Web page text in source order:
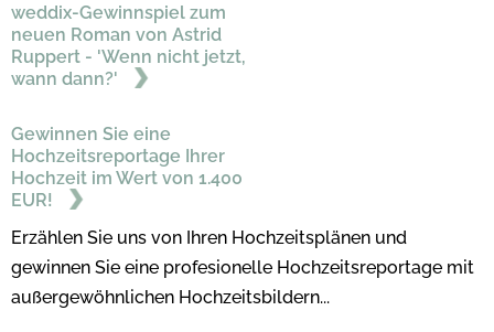
weddix-Gewinnspiel zum
neuen Roman von Astrid
Ruppert - 'Wenn nicht jetzt,
wann dann?'
Gewinnen Sie eine
Hochzeitsreportage Ihrer
Hochzeit im Wert von 1.400
EUR!
Erzählen Sie uns von Ihren Hochzeitsplänen und
gewinnen Sie eine profesionelle Hochzeitsreportage mit
außergewöhnlichen Hochzeitsbildern...